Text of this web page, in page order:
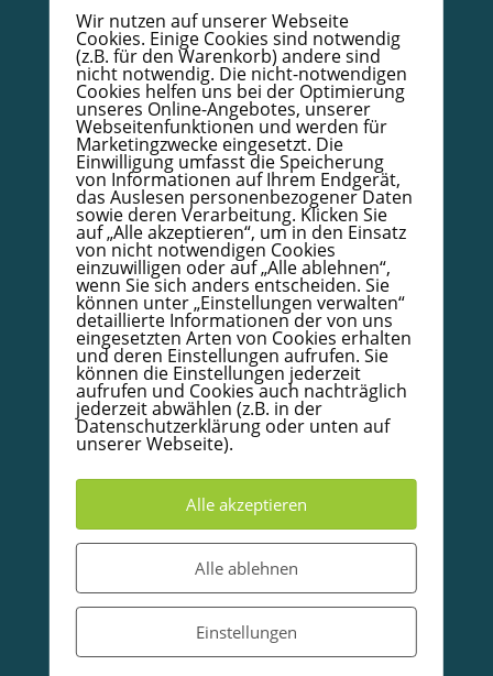
Vertrag widerrufen
Datenschutzerklärung
Impressum
AGB
Kodex
Papierzertifikat mit Goldrand – Bestellformular
Infoboard Absolventen
Doula/Mütterpflege/Babycoach
Unterkünfte in und um Warendorf
© 2020-2026 Babycoachakademie.de, Inh. Detlef
Wallow.Alle Rechte vorbehalten
Partner und Empfehlungen
Wir nutzen auf unserer Webseite
Cookies. Einige Cookies sind notwendig
(z.B. für den Warenkorb) andere sind
nicht notwendig. Die nicht-notwendigen
Cookies helfen uns bei der Optimierung
unseres Online-Angebotes, unserer
Webseitenfunktionen und werden für
Marketingzwecke eingesetzt. Die
Einwilligung umfasst die Speicherung
von Informationen auf Ihrem Endgerät,
das Auslesen personenbezogener Daten
sowie deren Verarbeitung. Klicken Sie
auf „Alle akzeptieren“, um in den Einsatz
von nicht notwendigen Cookies
einzuwilligen oder auf „Alle ablehnen“,
wenn Sie sich anders entscheiden. Sie
können unter „Einstellungen verwalten“
detaillierte Informationen der von uns
eingesetzten Arten von Cookies erhalten
und deren Einstellungen aufrufen. Sie
können die Einstellungen jederzeit
aufrufen und Cookies auch nachträglich
jederzeit abwählen (z.B. in der
Datenschutzerklärung oder unten auf
unserer Webseite).
Alle akzeptieren
Alle ablehnen
Einstellungen